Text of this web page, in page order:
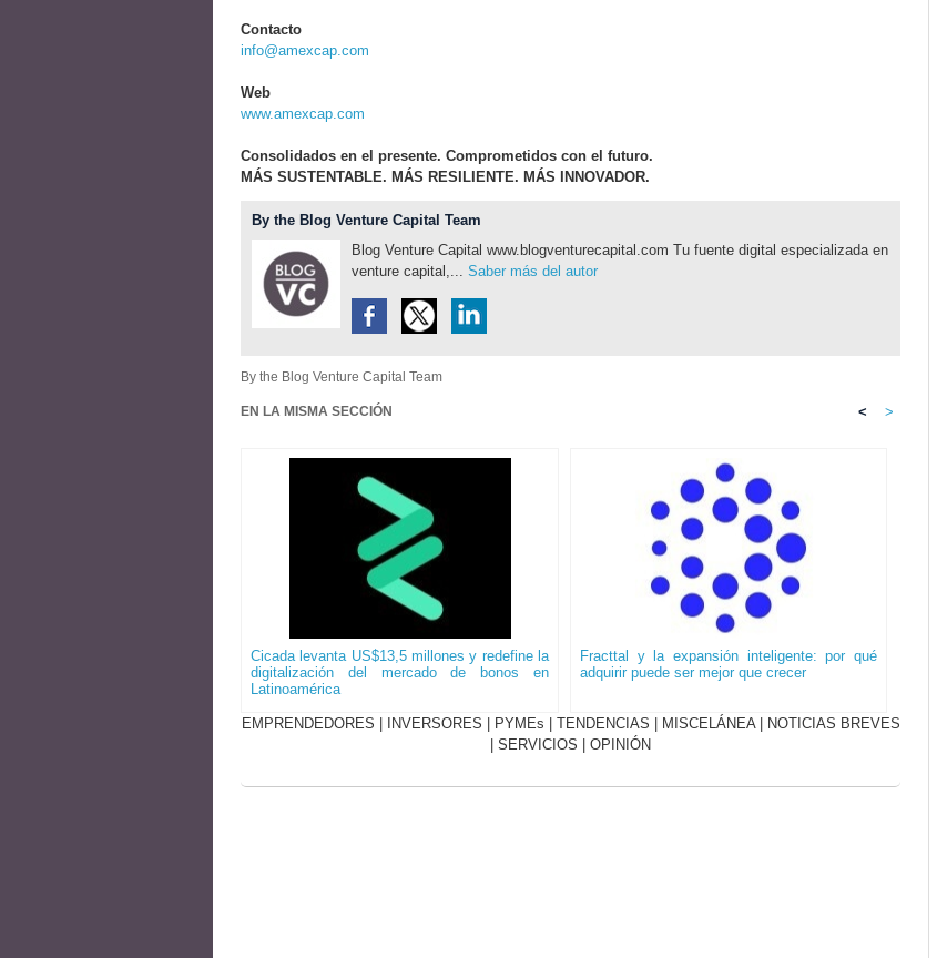
Contacto
info@amexcap.com
Web
www.amexcap.com
Consolidados en el presente. Comprometidos con el futuro.
MÁS SUSTENTABLE. MÁS RESILIENTE. MÁS INNOVADOR.
By the Blog Venture Capital Team
Blog Venture Capital www.blogventurecapital.com Tu fuente digital especializada en
venture capital,... Saber más del autor
By the Blog Venture Capital Team
EN LA MISMA SECCIÓN < >
Cicada levanta US$13,5 millones y redefine la
digitalización del mercado de bonos en
Latinoamérica
Fracttal y la expansión inteligente: por qué
adquirir puede ser mejor que crecer
EMPRENDEDORES INVERSORES PYMEs TENDENCIAS MISCELÁNEA
NOTICIAS BREVES
SERVICIOS OPINIÓN